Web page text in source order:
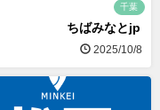
千葉
ちばみなとjp
2025/10/8